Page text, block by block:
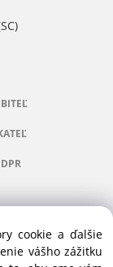
cookie a ďalšie
vášho zážitku